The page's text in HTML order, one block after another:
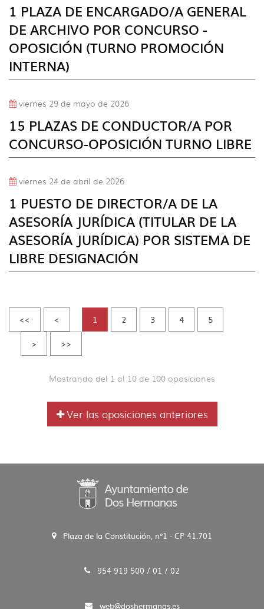
1 PLAZA DE ENCARGADO/A GENERAL
DE ARCHIVO POR CONCURSO -
OPOSICIÓN (TURNO PROMOCIÓN
INTERNA)
viernes 29 de mayo de 2026
15 PLAZAS DE CONDUCTOR/A POR
CONCURSO-OPOSICIÓN TURNO LIBRE
viernes 24 de abril de 2026
1 PUESTO DE DIRECTOR/A DE LA
ASESORÍA JURÍDICA (TITULAR DE LA
ASESORÍA JURÍDICA) POR SISTEMA DE
LIBRE DESIGNACIÓN
<< < 1 2 3 4 5
> >>
Mostrando del 1 al 10 de 100 oposiciones
Ver las oposiciones anteriores
Plaza de la Constitución, n°1 - CP 41.701
954 919 500 / 01 / 02
web@doshermanas.es